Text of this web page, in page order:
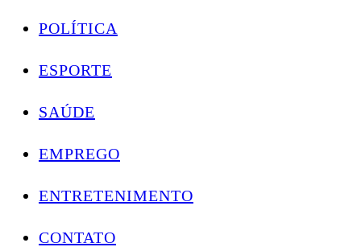
POLÍTICA
ESPORTE
SAÚDE
EMPREGO
ENTRETENIMENTO
CONTATO